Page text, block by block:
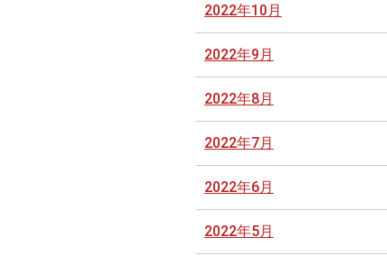
2022年10月
2022年9月
2022年8月
2022年7月
2022年6月
2022年5月